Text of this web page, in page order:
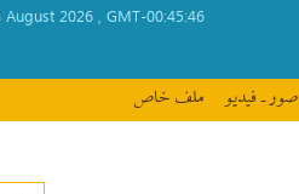
GMT-00:45:46
صور ـ فيديو ملف خاص